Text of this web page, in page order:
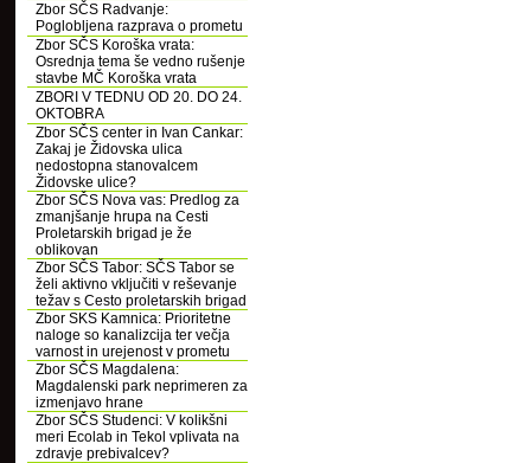
Zbor SČS Radvanje:
Poglobljena razprava o prometu
Zbor SČS Koroška vrata:
Osrednja tema še vedno rušenje
stavbe MČ Koroška vrata
ZBORI V TEDNU OD 20. DO 24.
OKTOBRA
Zbor SČS center in Ivan Cankar:
Zakaj je Židovska ulica
nedostopna stanovalcem
Židovske ulice?
Zbor SČS Nova vas: Predlog za
zmanjšanje hrupa na Cesti
Proletarskih brigad je že
oblikovan
Zbor SČS Tabor: SČS Tabor se
želi aktivno vključiti v reševanje
težav s Cesto proletarskih brigad
Zbor SKS Kamnica: Prioritetne
naloge so kanalizcija ter večja
varnost in urejenost v prometu
Zbor SČS Magdalena:
Magdalenski park neprimeren za
izmenjavo hrane
Zbor SČS Studenci: V kolikšni
meri Ecolab in Tekol vplivata na
zdravje prebivalcev?